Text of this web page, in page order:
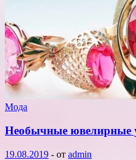
Мода
Необычные ювелирные
19.08.2019 - от admin